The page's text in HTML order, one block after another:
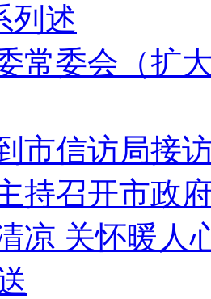
列述
常委会（扩
市信访局接
持召开市政
凉 关怀暖人